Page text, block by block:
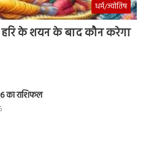
धर्म/ज्योतिष
के शयन के बाद कौन करेगा
का राशिफल